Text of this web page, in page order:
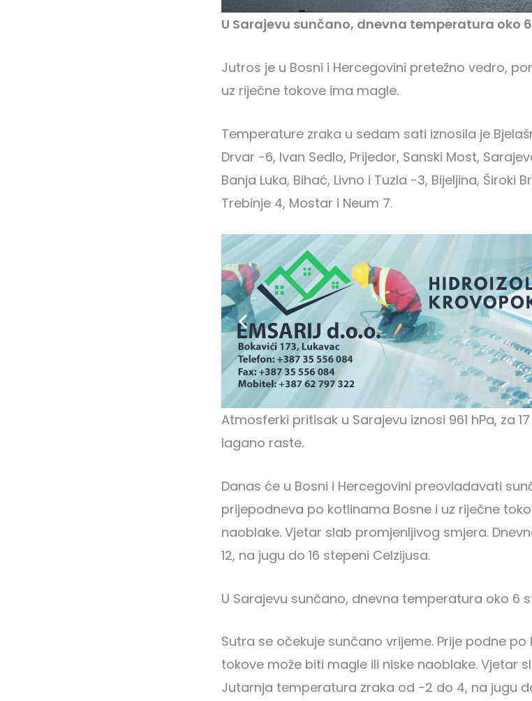
U Sarajevu sunčano, dnevna temperatura oko
Jutros je u Bosni i Hercegovini pretežno vedro,
uz riječne tokove ima magle.
Temperature zraka u sedam sati iznosila je
Drvar -6, Ivan Sedlo, Prijedor, Sanski Most,
Banja Luka, Bihać, Livno i Tuzla -3, Bijeljina, Široki
Trebinje 4, Mostar i Neum 7.
Atmosferki pritisak u Sarajevu iznosi 961 hPa, za
lagano raste.
Danas će u Bosni i Hercegovini preovladavati
prijepodneva po kotlinama Bosne i uz riječne
naoblake. Vjetar slab promjenljivog smjera.
12, na jugu do 16 stepeni Celzijusa.
U Sarajevu sunčano, dnevna temperatura oko 6
Sutra se očekuje sunčano vrijeme. Prije podne
tokove može biti magle ili niske naoblake. Vjetar
Jutarnja temperatura zraka od -2 do 4, na jugu